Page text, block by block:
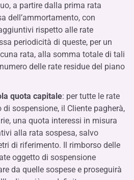
a partire dalla prima rata
dell’ammortamento, con
rispetto alle rate
periodicità di queste, per un
rata, alla somma totale di tali
delle rate residue del piano
quota capitale: per tutte le rate
sospensione, il Cliente pagherà,
una quota interessi in misura
alla rata sospesa, salvo
di riferimento. Il rimborso delle
oggetto di sospensione
da quelle sospese e proseguirà